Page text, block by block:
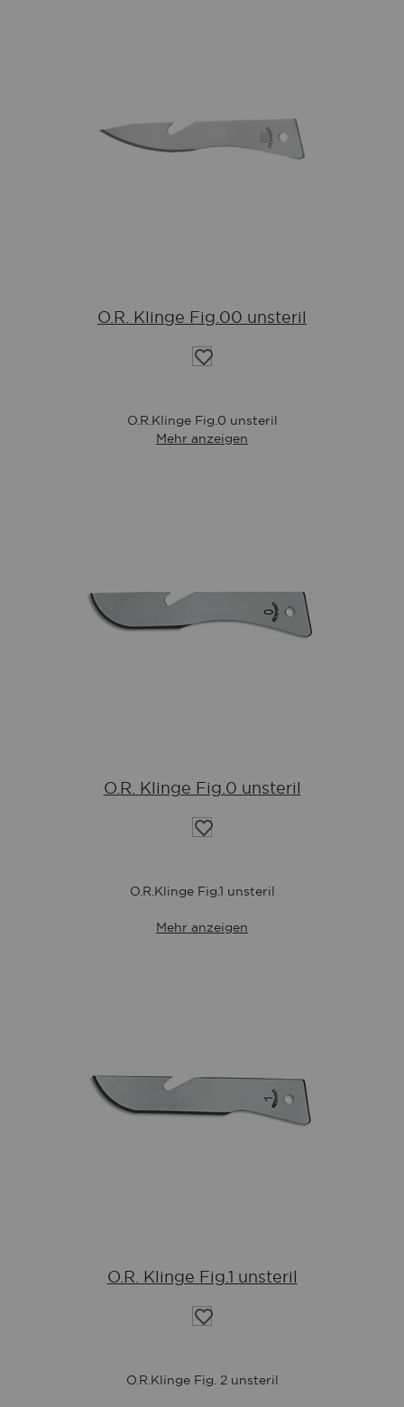
O.R. Klinge Fig.00 unsteril
Auf
die
O.R.Klinge Fig.0 unsteril
Mehr anzeigen
O.R. Klinge Fig.0 unsteril
Auf
die
O.R.Klinge Fig.1 unsteril
Mehr anzeigen
O.R. Klinge Fig.1 unsteril
Auf
die
O.R.Klinge Fig. 2 unsteril